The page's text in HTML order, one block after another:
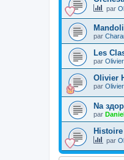
par
par
Les
par
Olivier
par
Na
par
par